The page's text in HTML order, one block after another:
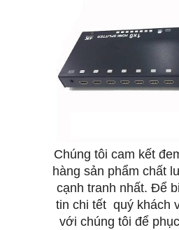
Chúng tôi cam kết
hàng sản phẩm chất
cạnh tranh nhất. Để
tin chi tết quý khách
với chúng tôi để